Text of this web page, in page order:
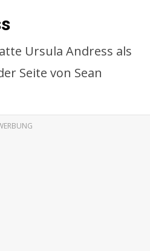
Ursula Andress als
Seite von Sean